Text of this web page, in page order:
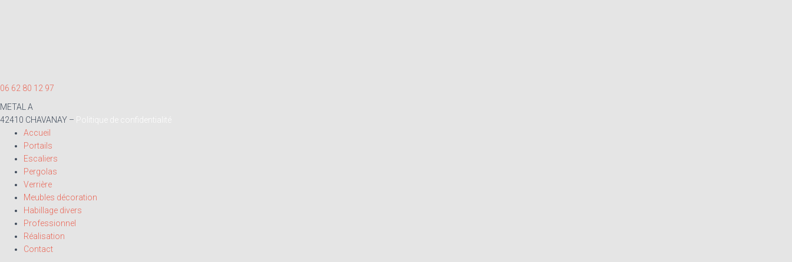
06 62 80 12 97
METAL A
42410 CHAVANAY –
Politique de confidentialité
Accueil
Portails
Escaliers
Pergolas
Verrière
Meubles décoration
Habillage divers
Professionnel
Réalisation
Contact